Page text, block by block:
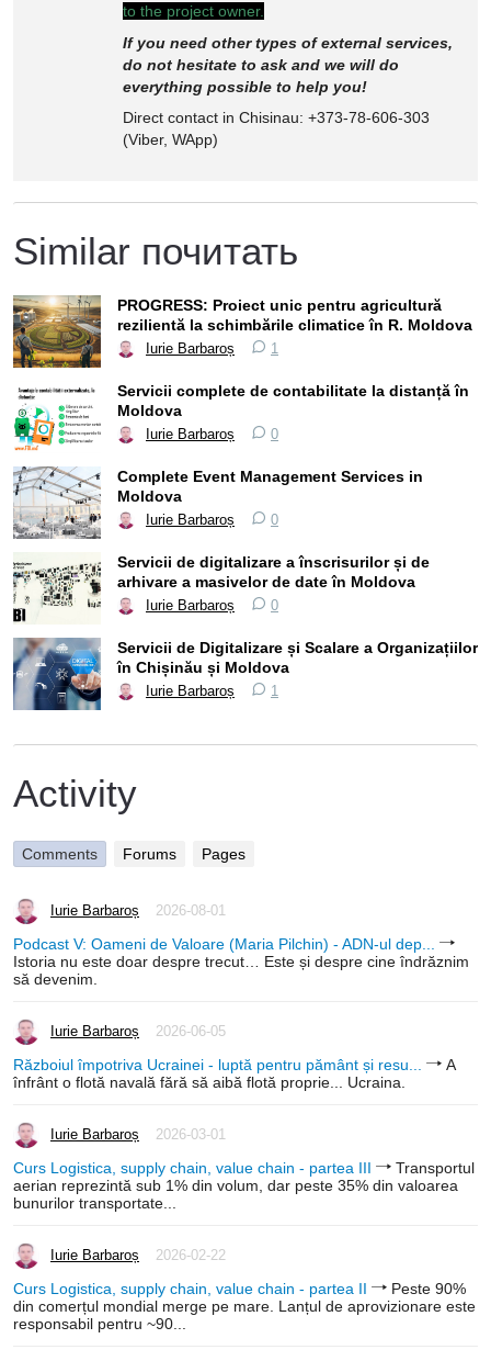
to the project owner.
If you need other types of external services,
do not hesitate to ask and we will do
everything possible to help you!
Direct contact in Chisinau: +373-78-606-303
(Viber, WApp)
Similar почитать
PROGRESS: Proiect unic pentru agricultură
rezilientă la schimbările climatice în R. Moldova
Iurie Barbaroș 1
Servicii complete de contabilitate la distanță în
Moldova
Iurie Barbaroș 0
Complete Event Management Services in
Moldova
Iurie Barbaroș 0
Servicii de digitalizare a înscrisurilor și de
arhivare a masivelor de date în Moldova
Iurie Barbaroș 0
Servicii de Digitalizare și Scalare a Organizațiilor
în Chișinău și Moldova
Iurie Barbaroș 1
Activity
Comments Forums Pages
Iurie Barbaroș 2026-08-01
Podcast V: Oameni de Valoare (Maria Pilchin) - ADN-ul dep...
Istoria nu este doar despre trecut… Este și despre cine îndrăznim
să devenim.
Iurie Barbaroș 2026-06-05
Războiul împotriva Ucrainei - luptă pentru pământ și resu...
A
înfrânt o flotă navală fără să aibă flotă proprie... Ucraina.
Iurie Barbaroș 2026-03-01
Curs Logistica, supply chain, value chain - partea III
Transportul
aerian reprezintă sub 1% din volum, dar peste 35% din valoarea
bunurilor transportate...
Iurie Barbaroș 2026-02-22
Curs Logistica, supply chain, value chain - partea II
Peste 90%
din comerțul mondial merge pe mare. Lanțul de aprovizionare este
responsabil pentru ~90...